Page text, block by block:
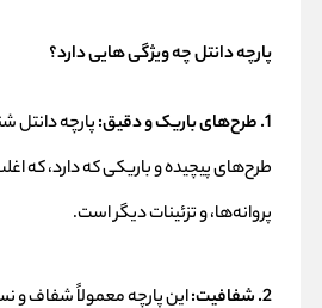
پارچه دانتل چه ویژگی هایی دارد؟
1. طرح‌های باریک و دقیق:
پارچه دانتل
طرح‌های پیچیده و باریکی که دارد، که
پروانه‌ها، و تزئینات دیگر است.
2. شفافیت:
این پارچه معمولاً شفاف و